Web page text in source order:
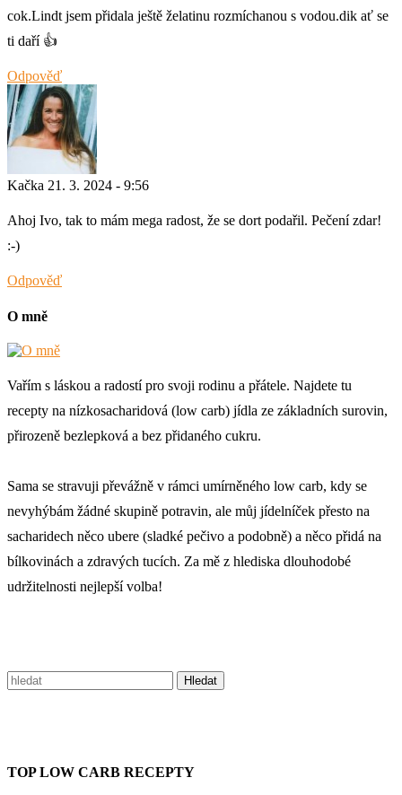
cok.Lindt jsem přidala ještě želatinu rozmíchanou s vodou.dik ať se
ti daří 👍
Odpověď
Kačka 21. 3. 2024 - 9:56
Ahoj Ivo, tak to mám mega radost, že se dort podařil. Pečení zdar!
:-)
Odpověď
O mně
Vařím s láskou a radostí pro svoji rodinu a přátele. Najdete tu
recepty na nízkosacharidová (low carb) jídla ze základních surovin,
přirozeně bezlepková a bez přidaného cukru.
Sama se stravuji převážně v rámci umírněného low carb, kdy se
nevyhýbám žádné skupině potravin, ale můj jídelníček přesto na
sacharidech něco ubere (sladké pečivo a podobně) a něco přidá na
bílkovinách a zdravých tucích. Za mě z hlediska dlouhodobé
udržitelnosti nejlepší volba!
TOP LOW CARB RECEPTY